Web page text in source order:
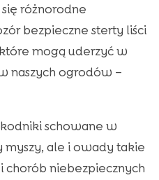
różnorodne
bezpieczne sterty liści
mogą uderzyć w
naszych ogrodów –
schowane w
myszy, ale i owady takie
chorób niebezpiecznych